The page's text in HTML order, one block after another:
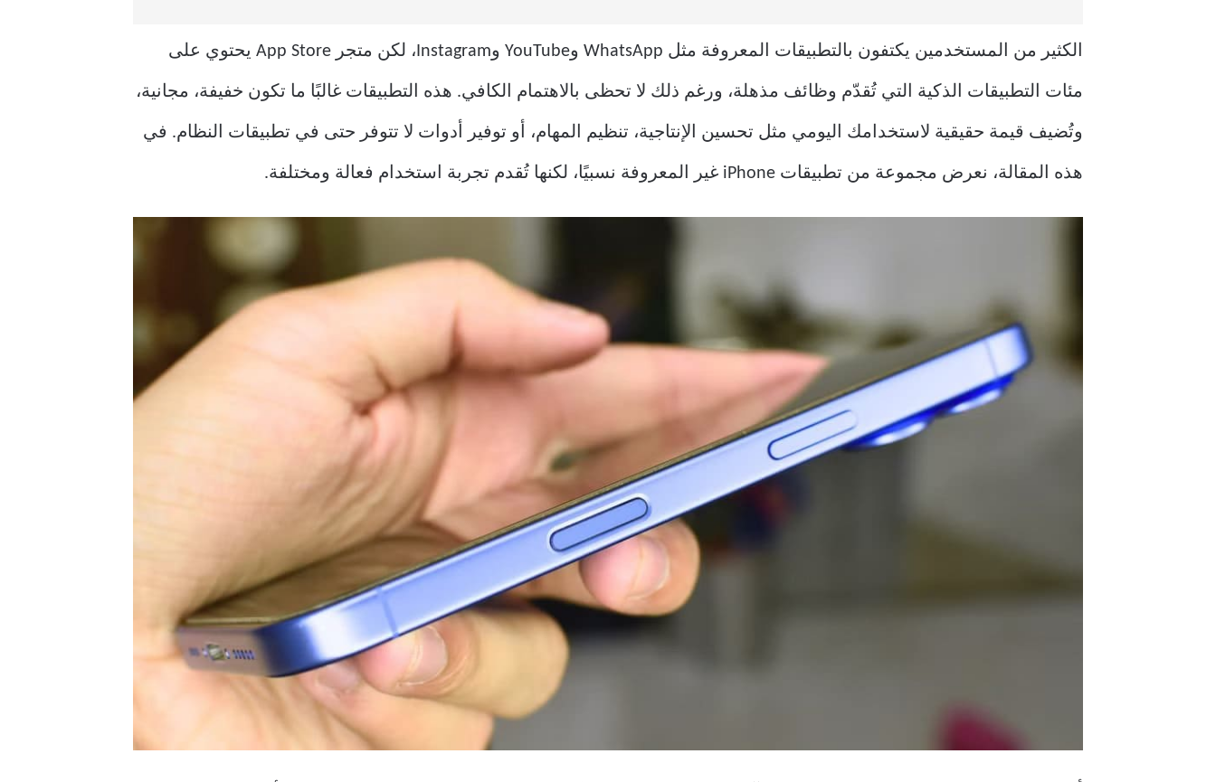
الكثير من المستخدمين يكتفون بالتطبيقات المعروفة مثل WhatsApp وYouTube وInstagram، لكن متجر App Store يحتوي على
مئات التطبيقات الذكية التي تُقدّم وظائف مذهلة، ورغم ذلك لا تحظى بالاهتمام الكافي. هذه التطبيقات غالبًا ما تكون خفيفة، مجانية،
وتُضيف قيمة حقيقية لاستخدامك اليومي مثل تحسين الإنتاجية، تنظيم المهام، أو توفير أدوات لا تتوفر حتى في تطبيقات النظام. في
هذه المقالة، نعرض مجموعة من تطبيقات iPhone غير المعروفة نسبيًا، لكنها تُقدم تجربة استخدام فعالة ومختلفة.